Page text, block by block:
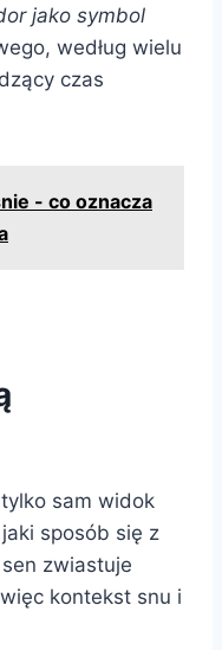
jako symbol
według wielu
czas
- co oznacza
sam widok
sposób się z
zwiastuje
kontekst snu i